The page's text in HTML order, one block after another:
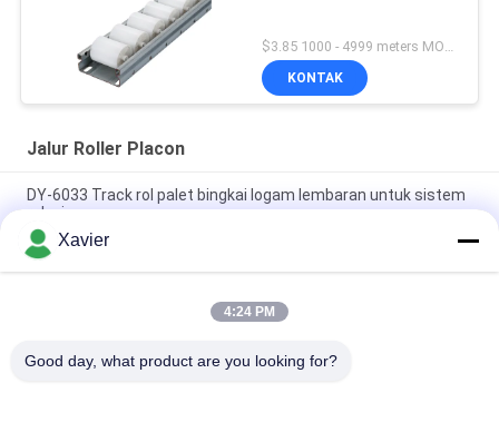
KONTAK
Jalur Roller Placon
DY-6033 Track rol palet bingkai logam lembaran untuk sistem
rak pipa
DY-8533 Enhance Sheet Metal Fluent Article Plaque untuk
menyortir area pemasangan
Alat Alat Pelacak Plastik Roller Track 4 Meter Panjang Multi
Xavier
4:24 PM
Good day, what product are you looking for?